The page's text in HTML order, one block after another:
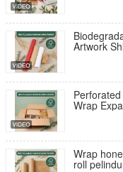
Artwork
madu
keramik)
Wrap
Wrap
roll